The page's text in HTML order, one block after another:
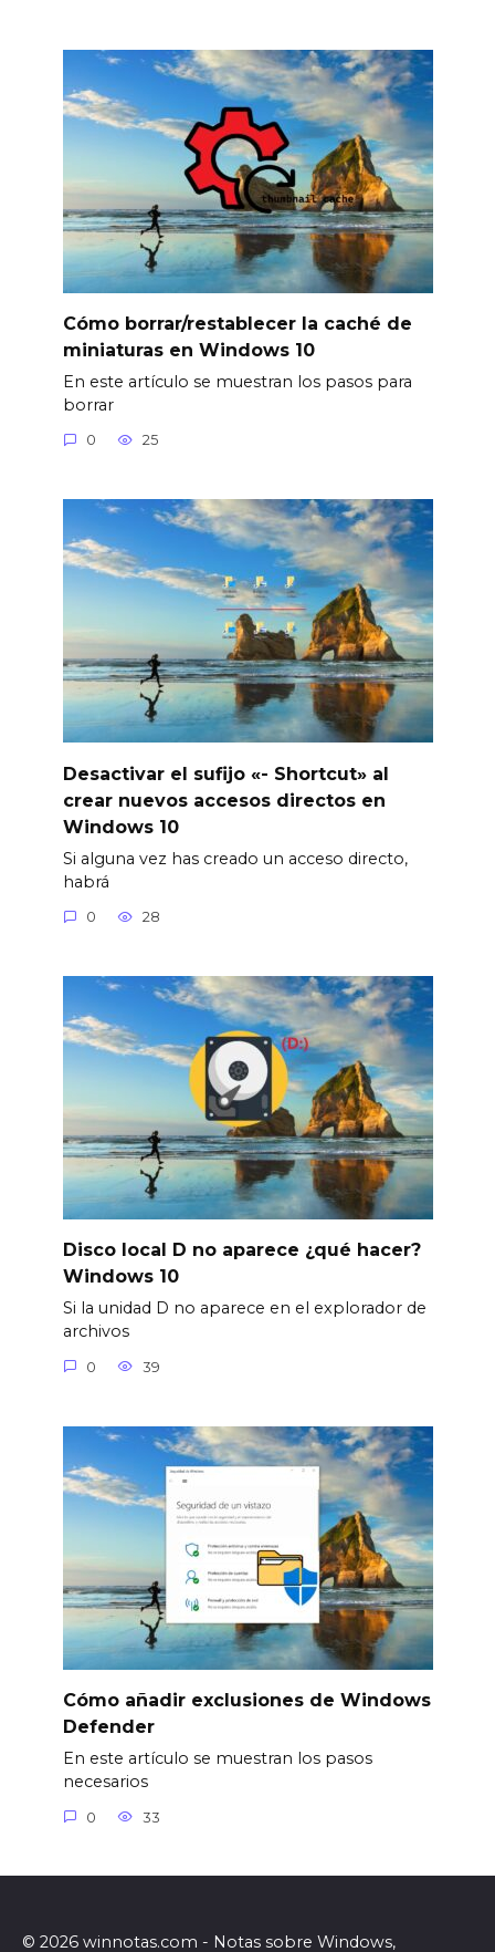
Cómo borrar/restablecer la caché de
miniaturas en Windows 10
En este artículo se muestran los pasos para
borrar
0 25
Desactivar el sufijo «- Shortcut» al
crear nuevos accesos directos en
Windows 10
Si alguna vez has creado un acceso directo,
habrá
0 28
Disco local D no aparece ¿qué hacer?
Windows 10
Si la unidad D no aparece en el explorador de
archivos
0 39
Cómo añadir exclusiones de Windows
Defender
En este artículo se muestran los pasos
necesarios
0 33
© 2026 winnotas.com - Notas sobre Windows,